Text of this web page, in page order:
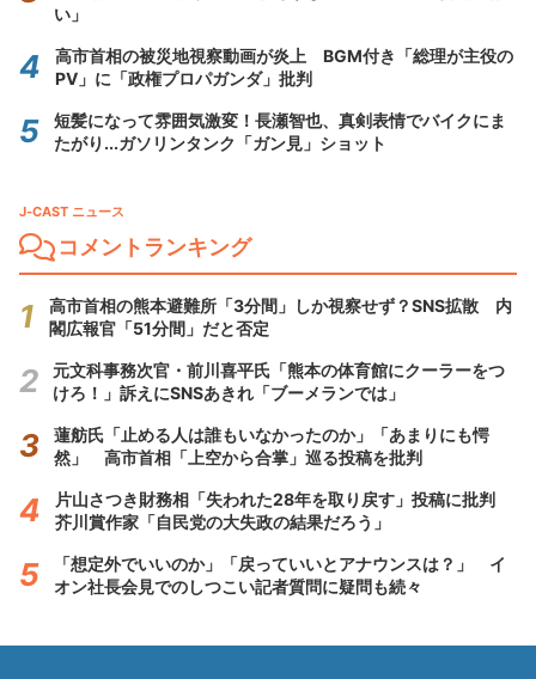
い」
高市首相の被災地視察動画が炎上 BGM付き「総理が主役の
PV」に「政権プロパガンダ」批判
短髪になって雰囲気激変！長瀬智也、真剣表情でバイクにま
たがり...ガソリンタンク「ガン見」ショット
J-CAST ニュース
コメントランキング
高市首相の熊本避難所「3分間」しか視察せず？SNS拡散 内
閣広報官「51分間」だと否定
元文科事務次官・前川喜平氏「熊本の体育館にクーラーをつ
けろ！」訴えにSNSあきれ「ブーメランでは」
蓮舫氏「止める人は誰もいなかったのか」「あまりにも愕
然」 高市首相「上空から合掌」巡る投稿を批判
片山さつき財務相「失われた28年を取り戻す」投稿に批判
芥川賞作家「自民党の大失政の結果だろう」
「想定外でいいのか」「戻っていいとアナウンスは？」 イ
オン社長会見でのしつこい記者質問に疑問も続々